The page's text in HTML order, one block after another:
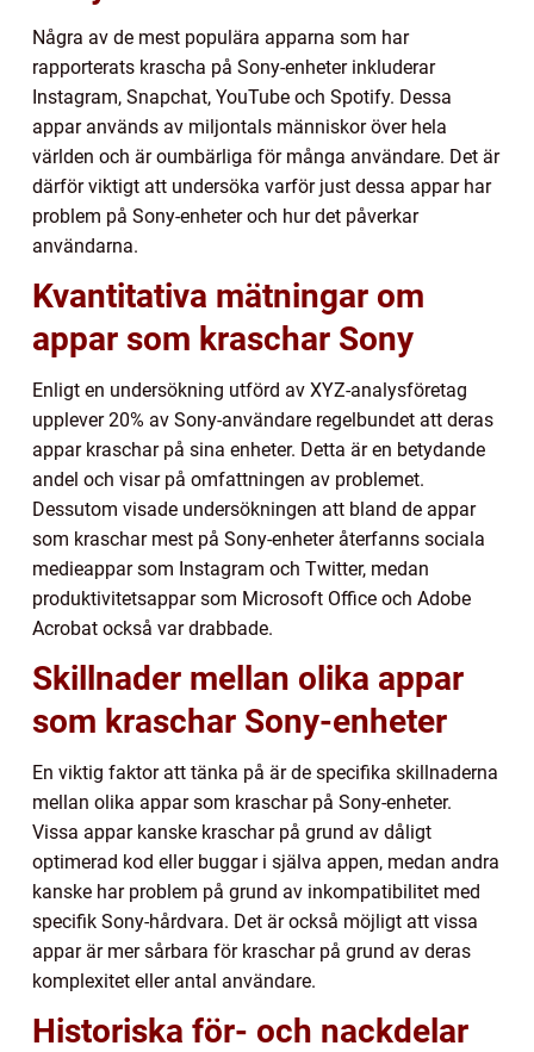
Några av de mest populära apparna som har
rapporterats krascha på Sony-enheter inkluderar
Instagram, Snapchat, YouTube och Spotify. Dessa
appar används av miljontals människor över hela
världen och är oumbärliga för många användare. Det är
därför viktigt att undersöka varför just dessa appar har
problem på Sony-enheter och hur det påverkar
användarna.
Kvantitativa mätningar om
appar som kraschar Sony
Enligt en undersökning utförd av XYZ-analysföretag
upplever 20% av Sony-användare regelbundet att deras
appar kraschar på sina enheter. Detta är en betydande
andel och visar på omfattningen av problemet.
Dessutom visade undersökningen att bland de appar
som kraschar mest på Sony-enheter återfanns sociala
medieappar som Instagram och Twitter, medan
produktivitetsappar som Microsoft Office och Adobe
Acrobat också var drabbade.
Skillnader mellan olika appar
som kraschar Sony-enheter
En viktig faktor att tänka på är de specifika skillnaderna
mellan olika appar som kraschar på Sony-enheter.
Vissa appar kanske kraschar på grund av dåligt
optimerad kod eller buggar i själva appen, medan andra
kanske har problem på grund av inkompatibilitet med
specifik Sony-hårdvara. Det är också möjligt att vissa
appar är mer sårbara för kraschar på grund av deras
komplexitet eller antal användare.
Historiska för- och nackdelar